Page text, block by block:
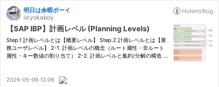
明日は余暇ボーイ
id:yokaboy
【SAP IBP】計画レベル (Planning Levels)
Step.1 計画レベルとは【概要レベル】 Step.2 計画レベルとは【業
務ユーザレベル】 2-1. 計画レベルの概念（ルート属性・非ルート
属性・キー数値の割り当て） 2-2. 計画レベルと集約/分解の構造 St
2026-05-06 12:06